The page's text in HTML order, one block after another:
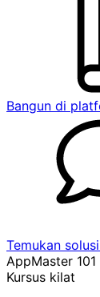
Bangun di
Temukan
AppMaster 101
Kursus kilat